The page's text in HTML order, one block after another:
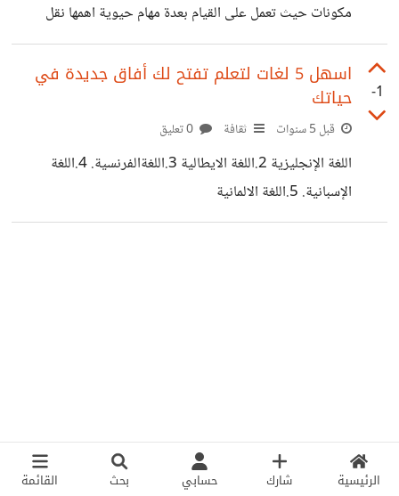
الرئيسية شارك حسابي بحث القائمة
مكونات حيث تعمل على القيام بعدة مهام حيوية اهمها نقل
المغديات الى جميع عضلات الجسم بالاضافة الى انها تلعب دور
الوسيط في عملية المبادلات الغازية بفضل مادة الهيموغلوبين
التي تحتويها.
-1
اسهل 5 لغات لتعلم تفتح لك أفاق جديدة في
حياتك
قبل 5 سنوات ثقافة
اللغة الإنجليزية 2.اللغة الايطالية 3.اللغةالفرنسية. 4.اللغة
الإسبانية. 5.اللغة الالمانية